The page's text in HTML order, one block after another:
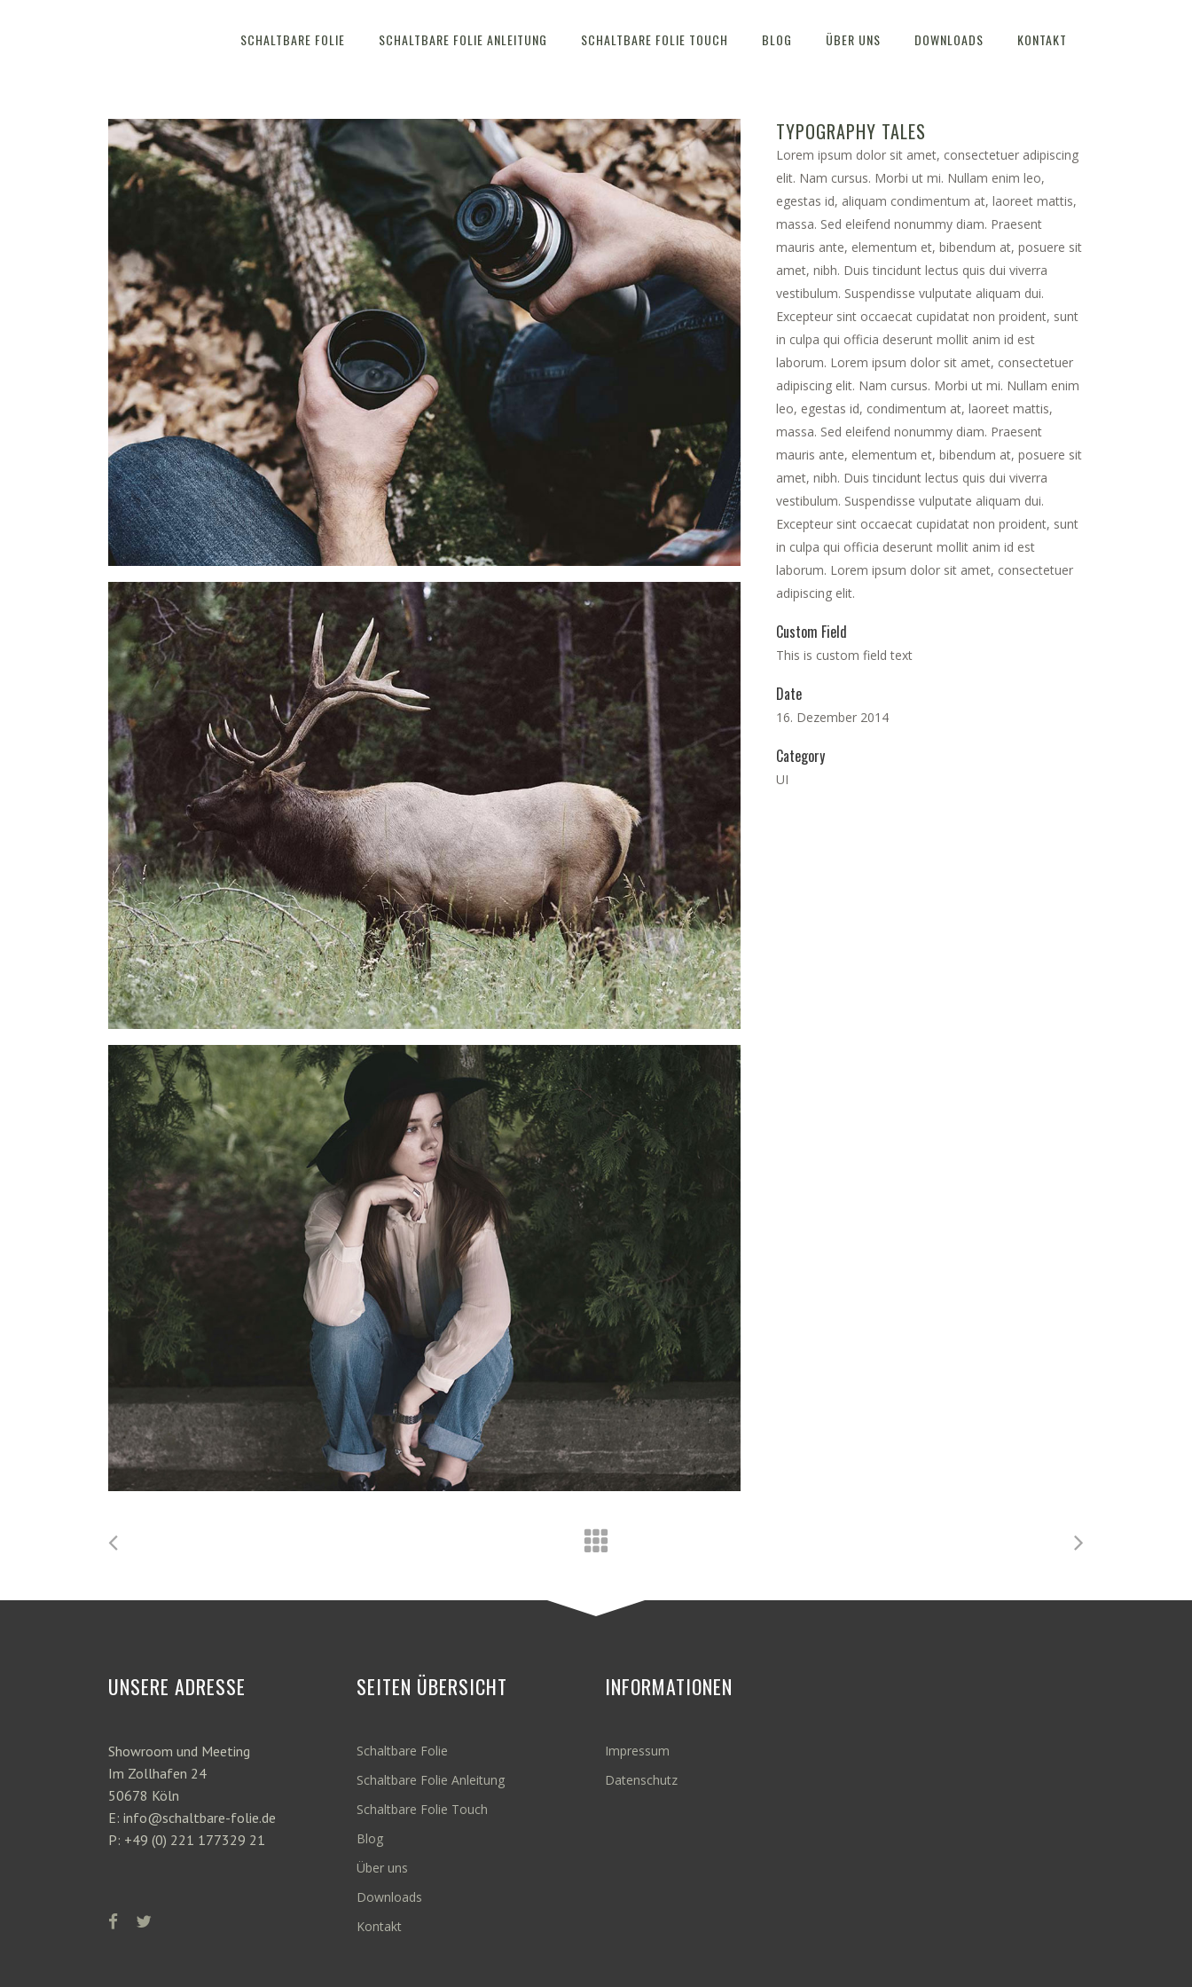
SCHALTBARE FOLIE SCHALTBARE FOLIE ANLEITUNG SCHALTBARE FOLIE TOUCH BLOG ÜBER UNS DOWNLOADS KONTAKT
TYPOGRAPHY TALES
Lorem ipsum dolor sit amet, consectetuer adipiscing
elit. Nam cursus. Morbi ut mi. Nullam enim leo,
egestas id, aliquam condimentum at, laoreet mattis,
massa. Sed eleifend nonummy diam. Praesent
mauris ante, elementum et, bibendum at, posuere sit
amet, nibh. Duis tincidunt lectus quis dui viverra
vestibulum. Suspendisse vulputate aliquam dui.
Excepteur sint occaecat cupidatat non proident, sunt
in culpa qui officia deserunt mollit anim id est
laborum. Lorem ipsum dolor sit amet, consectetuer
adipiscing elit. Nam cursus. Morbi ut mi. Nullam enim
leo, egestas id, condimentum at, laoreet mattis,
massa. Sed eleifend nonummy diam. Praesent
mauris ante, elementum et, bibendum at, posuere sit
amet, nibh. Duis tincidunt lectus quis dui viverra
vestibulum. Suspendisse vulputate aliquam dui.
Excepteur sint occaecat cupidatat non proident, sunt
in culpa qui officia deserunt mollit anim id est
laborum. Lorem ipsum dolor sit amet, consectetuer
adipiscing elit.
Custom Field
This is custom field text
Date
16. Dezember 2014
Category
UI
UNSERE ADRESSE
Showroom und Meeting
Im Zollhafen 24
50678 Köln
E: info@schaltbare-folie.de
P: +49 (0) 221 177329 21
SEITEN ÜBERSICHT
Schaltbare Folie
Schaltbare Folie Anleitung
Schaltbare Folie Touch
Blog
Über uns
Downloads
Kontakt
INFORMATIONEN
Impressum
Datenschutz